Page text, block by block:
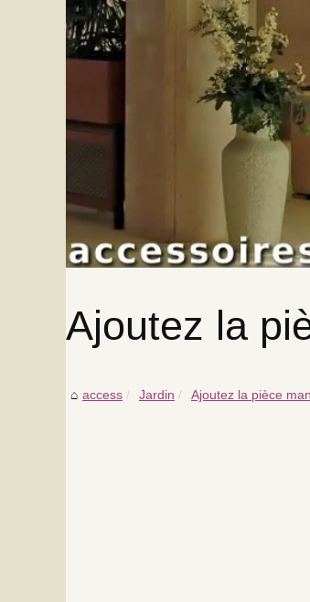
Ajoutez la
access Jardin Ajoutez la pièce